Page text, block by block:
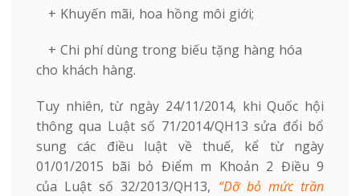
+ Khuyến mãi, hoa hồng môi giới;
+ Chi phí dùng trong biếu tặng hàng hóa
cho khách hàng.
Tuy nhiên, từ ngày 24/11/2014, khi Quốc hội
thông qua Luật số 71/2014/QH13 sửa đổi bổ
sung các điều luật về thuế, kể từ ngày
01/01/2015 bãi bỏ Điểm m Khoản 2 Điều 9
của Luật số 32/2013/QH13, “Dỡ bỏ mức trần